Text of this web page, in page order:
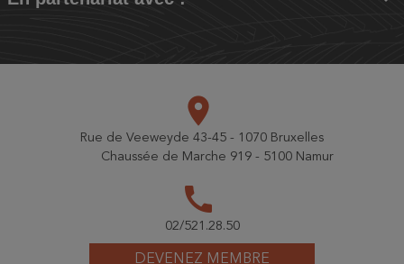
DEVENEZ MEMBRE
place
Rue de Veeweyde 43-45 - 1070 Bruxelles
Chaussée de Marche 919 - 5100 Namur
call
02/521.28.50